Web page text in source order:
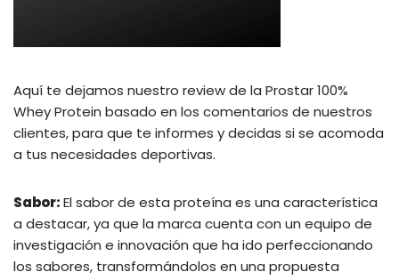
Aquí te dejamos nuestro review de la Prostar 100%
Whey Protein basado en los comentarios de nuestros
clientes, para que te informes y decidas si se acomoda
a tus necesidades deportivas.
Sabor:El sabor de esta proteína es una característica
a destacar, ya que la marca cuenta con un equipo de
investigación e innovación que ha ido perfeccionando
los sabores, transformándolos en una propuesta